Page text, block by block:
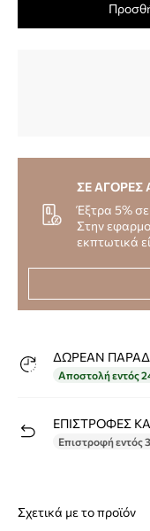
ΣΕ ΑΓΟΡΕΣ
Έξτρα 5%
Στην
εκπτωτικά
ΔΩΡΕΑΝ
Αποστολή εντός
ΕΠΙΣΤΡΟΦΕΣ
Επιστροφή εντός
Σχετικά με το προϊόν